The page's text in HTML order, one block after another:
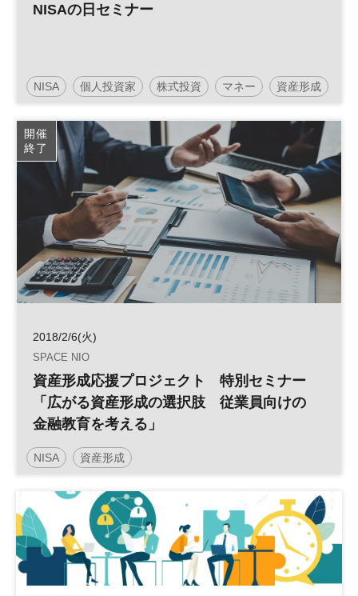
NISAの日セミナー
NISA 個人投資家 株式投資 マネー 資産形成
人生100年
開催
終了
2018/2/6(火)
SPACE NIO
資産形成応援プロジェクト 特別セミナー
「広がる資産形成の選択肢 従業員向けの
金融教育を考える」
NISA 資産形成